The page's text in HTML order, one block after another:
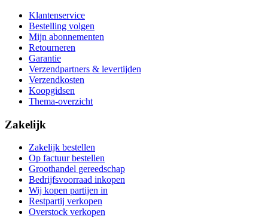
Klantenservice
Bestelling volgen
Mijn abonnementen
Retourneren
Garantie
Verzendpartners & levertijden
Verzendkosten
Koopgidsen
Thema-overzicht
Zakelijk
Zakelijk bestellen
Op factuur bestellen
Groothandel gereedschap
Bedrijfsvoorraad inkopen
Wij kopen partijen in
Restpartij verkopen
Overstock verkopen